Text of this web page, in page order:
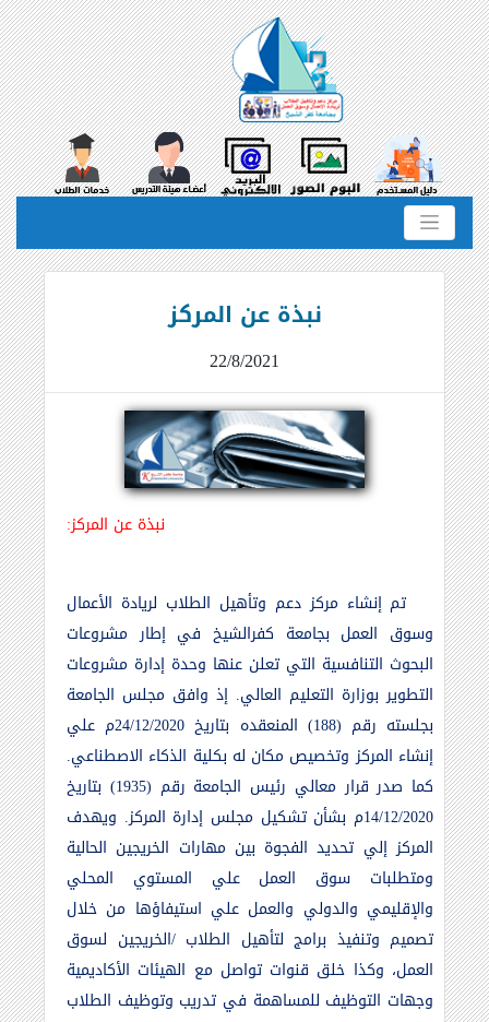
نبذة عن المركز
22/8/2021
نبذة عن المركز:
تم إنشاء مركز دعم وتأهيل الطلاب لريادة الأعمال
وسوق العمل بجامعة كفرالشيخ في إطار مشروعات
البحوث التنافسية التي تعلن عنها وحدة إدارة مشروعات
التطوير بوزارة التعليم العالي. إذ وافق مجلس الجامعة
بجلسته رقم (188) المنعقده بتاريخ 24/12/2020م علي
إنشاء المركز وتخصيص مكان له بكلية الذكاء الاصطناعي.
كما صدر قرار معالي رئيس الجامعة رقم (1935) بتاريخ
14/12/2020م بشأن تشكيل مجلس إدارة المركز. ويهدف
المركز إلي تحديد الفجوة بين مهارات الخريجين الحالية
ومتطلبات سوق العمل علي المستوي المحلي
والإقليمي والدولي والعمل علي استيفاؤها من خلال
تصميم وتنفيذ برامج لتأهيل الطلاب /الخريجين لسوق
العمل، وكذا خلق قنوات تواصل مع الهيئات الأكاديمية
وجهات التوظيف للمساهمة في تدريب وتوظيف الطلاب